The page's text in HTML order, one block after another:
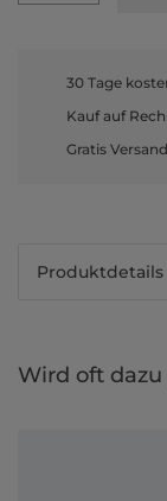
30 Tage
Kauf auf
Gratis
Produktdetails
Wird oft